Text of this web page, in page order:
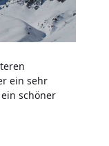
ein sehr
schöner